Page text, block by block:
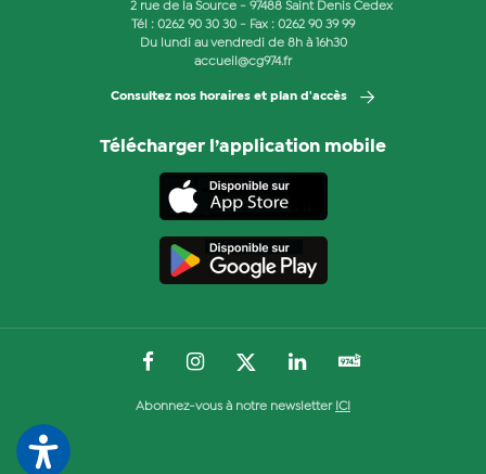
2 rue de la Source - 97488 Saint Denis Cedex
Tél : 0262 90 30 30 - Fax : 0262 90 39 99
Du lundi au vendredi de 8h à 16h30
accueil@cg974.fr
Consultez nos horaires et plan d'accès
Télécharger l’application mobile
Abonnez-vous à notre newsletter ICI